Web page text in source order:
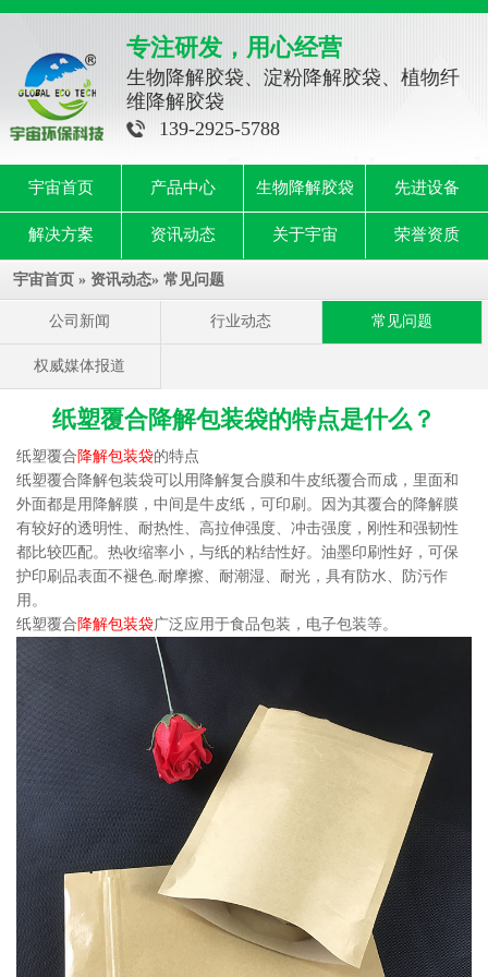
专注研发，用心经营
生物降解胶袋、淀粉降解胶袋、植物纤
维降解胶袋
139-2925-5788
宇宙首页 产品中心 生物降解胶袋 先进设备
解决方案 资讯动态 关于宇宙 荣誉资质
宇宙首页 » 资讯动态» 常见问题
公司新闻 行业动态 常见问题
权威媒体报道
纸塑覆合降解包装袋的特点是什么？
纸塑覆合 降解包装袋的特点
纸塑覆合 降解包装袋可以用降解复合膜和牛皮纸覆合而成，里面和
外面都是用降解膜，中间是牛皮纸，可印刷。因为其覆合的降解膜
有较好的透明性、耐热性、高拉伸强度、冲击强度，刚性和强韧性
都比较匹配。热收缩率小，与纸的粘结性好。油墨印刷性好，可保
护印刷品表面不褪色.耐摩擦、耐潮湿、耐光，具有防水、防污作
用。
纸塑覆合 降解包装袋广泛应用于食品包装，电子包装等。